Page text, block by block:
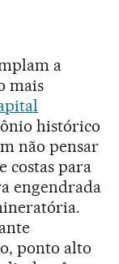
a
mais
histórico
não pensar
costas para
engendrada
ponto alto